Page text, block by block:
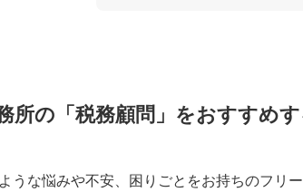
所の「税務顧問」をおすすめ
うな悩みや不安、困りごとをお持ちのフリ